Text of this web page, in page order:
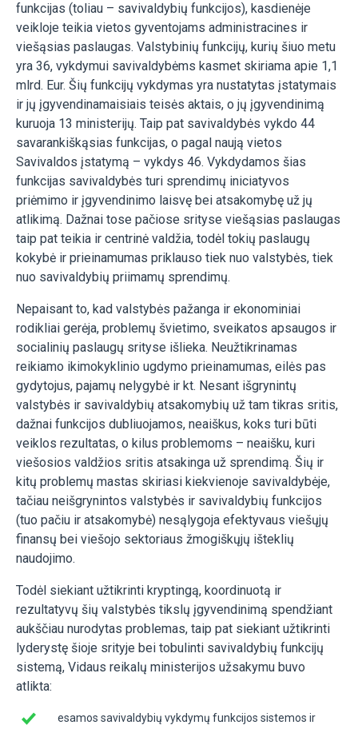
funkcijas (toliau – savivaldybių funkcijos), kasdienėje
veikloje teikia vietos gyventojams administracines ir
viešąsias paslaugas. Valstybinių funkcijų, kurių šiuo metu
yra 36, vykdymui savivaldybėms kasmet skiriama apie 1,1
mlrd. Eur. Šių funkcijų vykdymas yra nustatytas įstatymais
ir jų įgyvendinamaisiais teisės aktais, o jų įgyvendinimą
kuruoja 13 ministerijų. Taip pat savivaldybės vykdo 44
savarankiškąsias funkcijas, o pagal naują vietos
Savivaldos įstatymą – vykdys 46. Vykdydamos šias
funkcijas savivaldybės turi sprendimų iniciatyvos
priėmimo ir įgyvendinimo laisvę bei atsakomybę už jų
atlikimą. Dažnai tose pačiose srityse viešąsias paslaugas
taip pat teikia ir centrinė valdžia, todėl tokių paslaugų
kokybė ir prieinamumas priklauso tiek nuo valstybės, tiek
nuo savivaldybių priimamų sprendimų.
Nepaisant to, kad valstybės pažanga ir ekonominiai
rodikliai gerėja, problemų švietimo, sveikatos apsaugos ir
socialinių paslaugų srityse išlieka. Neužtikrinamas
reikiamo ikimokyklinio ugdymo prieinamumas, eilės pas
gydytojus, pajamų nelygybė ir kt. Nesant išgrynintų
valstybės ir savivaldybių atsakomybių už tam tikras sritis,
dažnai funkcijos dubliuojamos, neaiškus, koks turi būti
veiklos rezultatas, o kilus problemoms – neaišku, kuri
viešosios valdžios sritis atsakinga už sprendimą. Šių ir
kitų problemų mastas skiriasi kiekvienoje savivaldybėje,
tačiau neišgrynintos valstybės ir savivaldybių funkcijos
(tuo pačiu ir atsakomybė) nesąlygoja efektyvaus viešųjų
finansų bei viešojo sektoriaus žmogiškųjų išteklių
naudojimo.
Todėl siekiant užtikrinti kryptingą, koordinuotą ir
rezultatyvų šių valstybės tikslų įgyvendinimą spendžiant
aukščiau nurodytas problemas, taip pat siekiant užtikrinti
lyderystę šioje srityje bei tobulinti savivaldybių funkcijų
sistemą, Vidaus reikalų ministerijos užsakymu buvo
atlikta:
esamos savivaldybių vykdymų funkcijos sistemos ir